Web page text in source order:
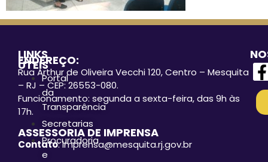
LINKS
ÚTEIS
Portal
da
Transparência
Secretarias
Procuradoria
e
ENDEREÇO:
Rua Arthur de Oliveira Vecchi 120, Centro – Mesquita
– RJ – CEP: 26553-080.
Funcionamento: segunda a sexta-feira, das 9h às
17h.
ASSESSORIA DE IMPRENSA
Contato: imprensa@mesquita.rj.gov.br